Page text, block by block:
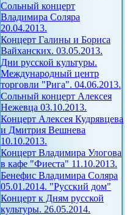
Сольный концерт
Владимира Соляра
20.04.2013.
Концерт Галины и Бориса
Вайханских. 03.05.2013.
Дни русской культуры.
Международный центр
торговли "Рига". 04.06.2013.
Сольный концерт Алексея
Нежевца 03.10.2013.
Концерт Алексея Кудрявцева
и Дмитрия Вешнева
10.10.2013.
Концерт Владимира Улогова
в кафе "Фиеста" 11.10.2013.
Бенефис Владимира Соляра
05.01.2014. "Русский дом"
Концерт к Дням русской
культуры. 26.05.2014.